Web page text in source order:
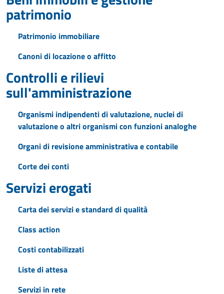
patrimonio
Patrimonio immobiliare
Canoni di locazione o affitto
Controlli e rilievi
sull'amministrazione
Organismi indipendenti di valutazione, nuclei di
valutazione o altri organismi con funzioni analoghe
Organi di revisione amministrativa e contabile
Corte dei conti
Servizi erogati
Carta dei servizi e standard di qualità
Class action
Costi contabilizzati
Liste di attesa
Servizi in rete